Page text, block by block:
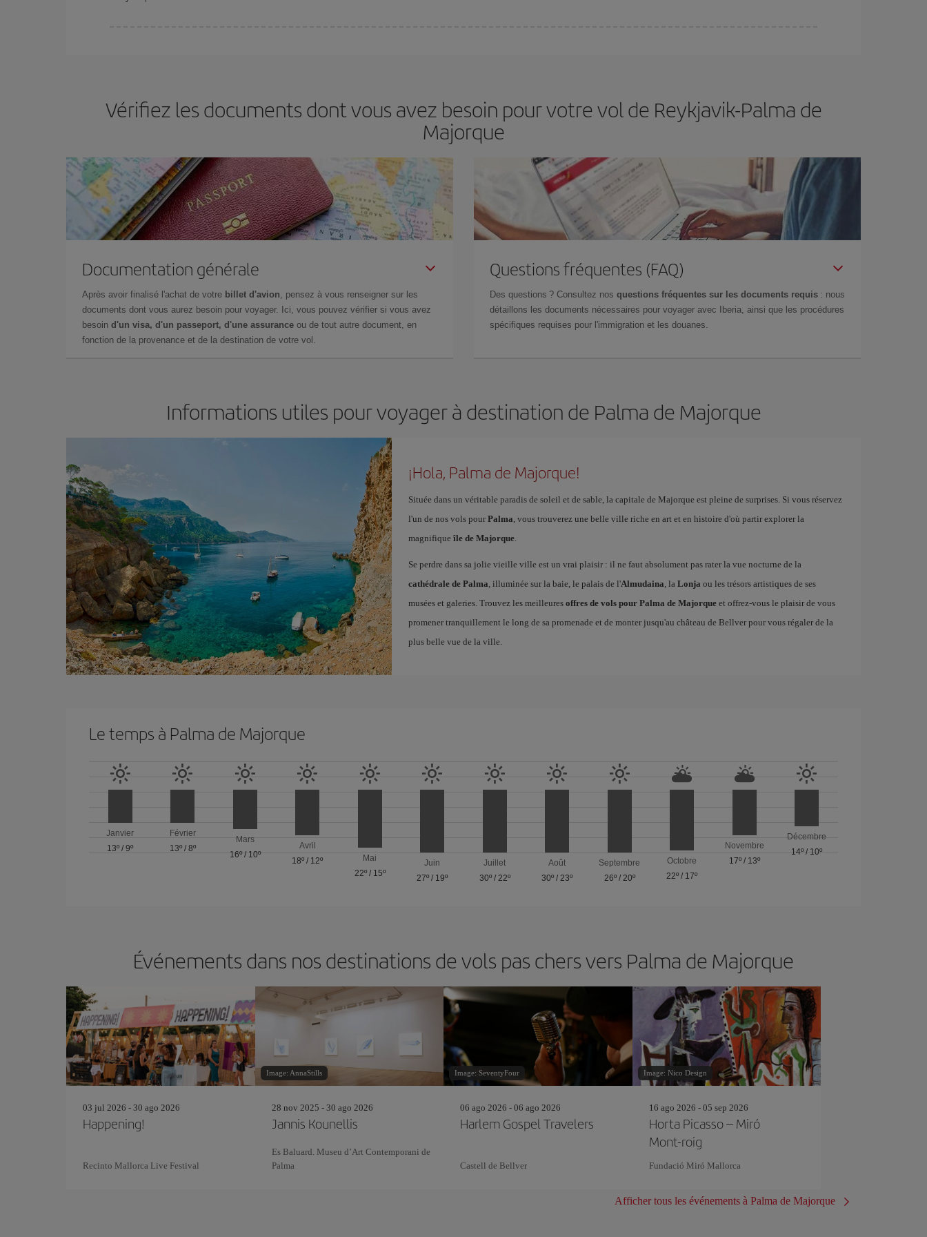
Vérifiez les documents dont vous avez besoin pour votre vol de Reykjavik-Palma de
Majorque
Documentation générale
Après avoir finalisé l'achat de votre billet d'avion, pensez à vous renseigner sur les
documents dont vous aurez besoin pour voyager. Ici, vous pouvez vérifier si vous avez
besoin d'un visa, d'un passeport, d'une assurance ou de tout autre document, en
fonction de la provenance et de la destination de votre vol.
Questions fréquentes (FAQ)
Des questions ? Consultez nos questions fréquentes sur les documents requis : nous
détaillons les documents nécessaires pour voyager avec Iberia, ainsi que les procédures
spécifiques requises pour l'immigration et les douanes.
Informations utiles pour voyager à destination de Palma de Majorque
¡Hola, Palma de Majorque!
Située dans un véritable paradis de soleil et de sable, la capitale de Majorque est pleine de surprises. Si vous réservez
l'un de nos vols pour Palma, vous trouverez une belle ville riche en art et en histoire d'où partir explorer la
magnifique île de Majorque.
Se perdre dans sa jolie vieille ville est un vrai plaisir : il ne faut absolument pas rater la vue nocturne de la
cathédrale de Palma, illuminée sur la baie, le palais de l'Almudaina, la Lonja ou les trésors artistiques de ses
musées et galeries. Trouvez les meilleures offres de vols pour Palma de Majorqueet offrez-vous le plaisir de vous
promener tranquillement le long de sa promenade et de monter jusqu'au château de Bellver pour vous régaler de la
plus belle vue de la ville.
Le temps à Palma de Majorque
Janvier
13º /9º
Février
13º/ 8º
Mars
16º/ 10º
Avril
18º / 12º
Mai
22º/ 15º
Juin
27º / 19º
Juillet
30º/ 22º
Août
30º /23º
Septembre
26º/ 20º
Octobre
22º / 17º
Novembre
17º/ 13º
Décembre
14º / 10º
Événements dans nos destinations de vols pas chers vers Palma de Majorque
03 jul 2026 - 30 ago 2026
Happening!
Recinto Mallorca Live Festival
Image: AnnaStills
28 nov 2025 - 30 ago 2026
Jannis Kounellis
Es Baluard. Museu d’Art Contemporani de
Palma
Image: SeventyFour
06 ago 2026 - 06 ago 2026
Harlem Gospel Travelers
Castell de Bellver
Image: Nico Design
16 ago 2026 - 05 sep 2026
Horta Picasso – Miró
Mont-roig
Fundació Miró Mallorca
Afficher tous les événements à Palma de Majorque